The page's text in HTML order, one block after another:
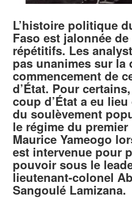
L’histoire politique
Faso est jalonnée
répétitifs. Les
pas unanimes sur la
commencement de
d’État. Pour
coup d’État a eu
du soulèvement
le régime du
Maurice Yameogo
est intervenue pour
pouvoir sous le
lieutenant-colonel
Sangoulé Lamizana.